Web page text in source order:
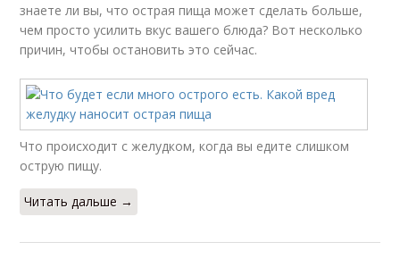
знаете ли вы, что острая пища может сделать больше,
чем просто усилить вкус вашего блюда? Вот несколько
причин, чтобы остановить это сейчас.
Что происходит с желудком, когда вы едите слишком
острую пищу.
Читать дальше →